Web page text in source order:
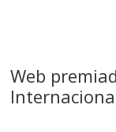
Web